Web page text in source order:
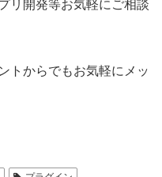
リ開発等お気軽にご相談
トからでもお気軽にメッ